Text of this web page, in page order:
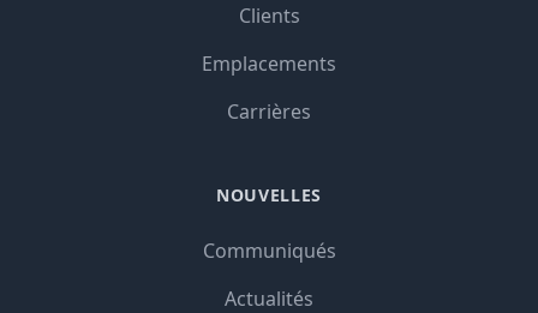
Clients
Emplacements
Carrières
NOUVELLES
Communiqués
Actualités